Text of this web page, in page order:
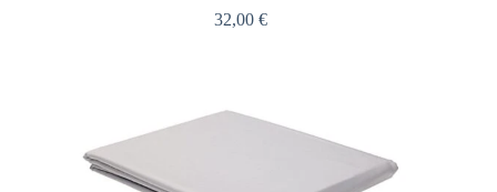
32,00€